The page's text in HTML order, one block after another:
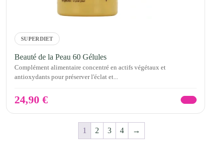
SUPERDIET
Beauté de la Peau 60 Gélules
Complément alimentaire concentré en actifs végétaux et
antioxydants pour préserver l'éclat et...
24,90 €
1 2 3 4 →